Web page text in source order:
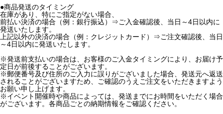
●商品発送のタイミング
在庫があり、特にご指定がない場合、
前払い決済の場合（例：銀行振込）⇒ご入金確認後、当日～4日以内に
発送いたします。
上記以外の決済の場合（例：クレジットカード）⇒ご注文確認後、当日
～4日以内に発送いたします。
※発送前支払いの場合は、お客様のご入金タイミングにより、お届け予
定日が前後することがございます。
※郵便番号及び住所のご入力に誤りがございました場合、発送元へ返送
されることがございますため、ご確認のうえご注文をいただきますよう
お願い申し上げます。
※イベント開催時や商品によっては、発送までにお時間をいただく場合
がございます。各商品ごとの納期情報をご確認ください。